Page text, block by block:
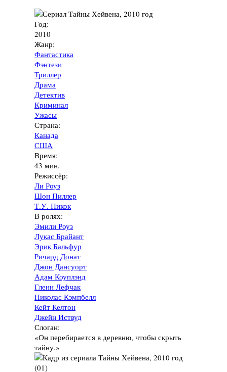
Год:
2010
Жанр:
Фантастика
Фэнтези
Триллер
Драма
Детектив
Криминал
Ужасы
Страна:
Канада
США
Время:
43 мин.
Режиссёр:
Ли Роуз
Шон Пиллер
Т.У. Пикок
В ролях:
Эмили Роуз
Лукас Брайант
Эрик Бальфур
Ричард Донат
Джон Дансуорт
Адам Коуплэнд
Гленн Лефчак
Николас Кэмпбелл
Кейт Келтон
Джейн Иствуд
Слоган:
«Он перебирается в деревню, чтобы скрыть
тайну.»